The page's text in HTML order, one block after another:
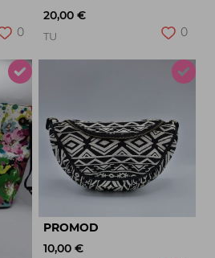
0
20,00 €
TU 0
PROMOD
10,00 €